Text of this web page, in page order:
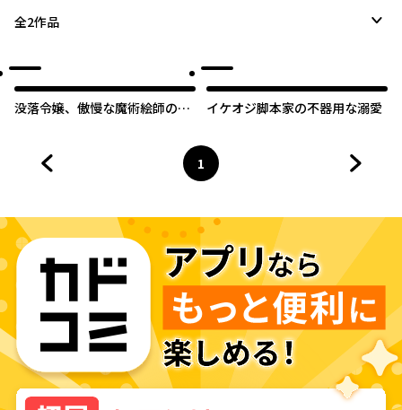
全2作品
没落令嬢、傲慢な魔術絵師の淫
イケオジ脚本家の不器用な溺愛
ページ
1
へ